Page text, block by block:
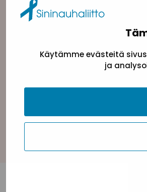
Käytämme evästeitä
ja
Tietosuojaseloste
Takaisin ylös